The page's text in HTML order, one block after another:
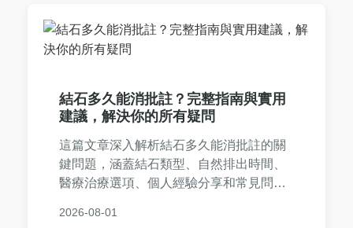
結石多久能消批註？完整指南與實用
建議，解決你的所有疑問
這篇文章深入解析結石多久能消批註的關
鍵問題，涵蓋結石類型、自然排出時間、
醫療治療選項、個人經驗分享和常見問
全程掌握資訊，避免誤區。內容基於真實
2026-08-01